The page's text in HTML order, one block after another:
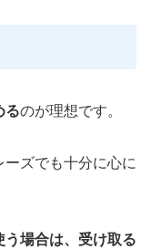
るのが理想です。
ズでも十分に心に
う場合は、受け取る